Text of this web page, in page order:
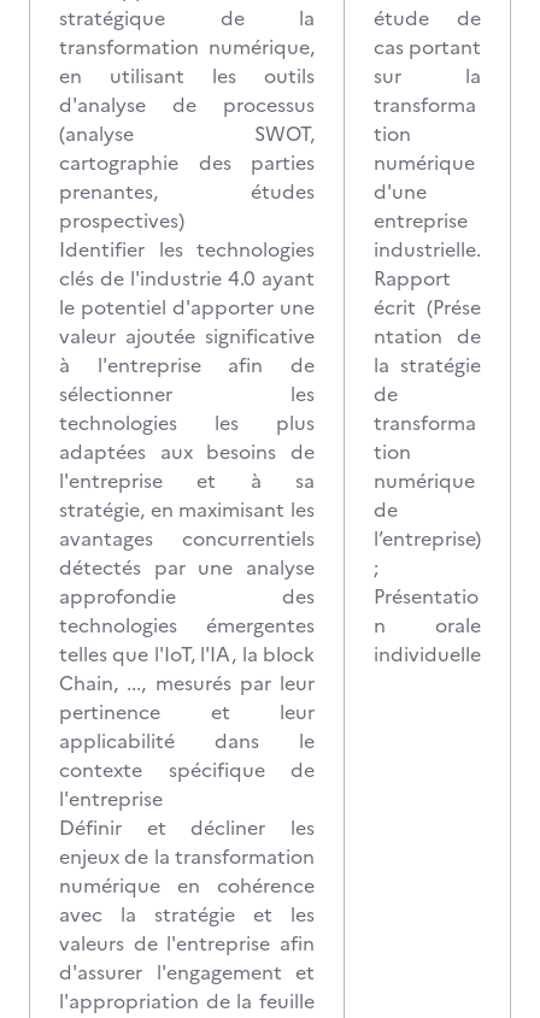
stratégique de la
transformation numérique,
en utilisant les outils
d'analyse de processus
(analyse SWOT,
cartographie des parties
prenantes, études
prospectives)
Identifier les technologies
clés de l'industrie 4.0 ayant
le potentiel d'apporter une
valeur ajoutée significative
à l'entreprise afin de
sélectionner les
technologies les plus
adaptées aux besoins de
l'entreprise et à sa
stratégie, en maximisant les
avantages concurrentiels
détectés par une analyse
approfondie des
technologies émergentes
telles que l'IoT, l'IA, la block
Chain, ..., mesurés par leur
pertinence et leur
applicabilité dans le
contexte spécifique de
l'entreprise
Définir et décliner les
enjeux de la transformation
numérique en cohérence
avec la stratégie et les
valeurs de l'entreprise afin
d'assurer l'engagement et
l'appropriation de la feuille
étude de
cas portant
sur la
transforma
tion
numérique
d'une
entreprise
industrielle.
Rapport
écrit (Prése
ntation de
la stratégie
de
transforma
tion
numérique
de
l’entreprise)
;
Présentatio
n orale
individuelle